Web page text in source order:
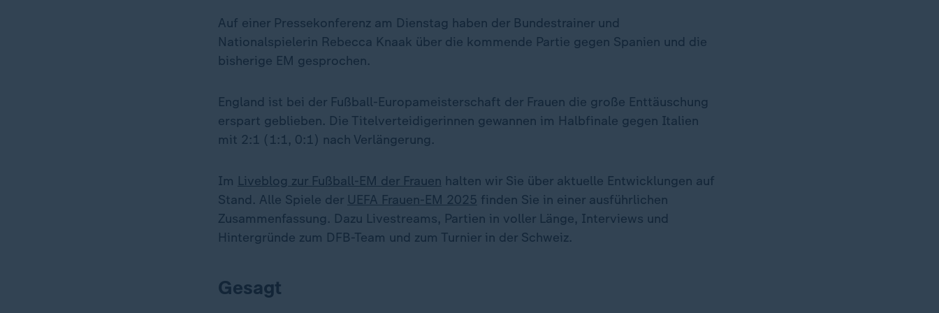
Auf einer Pressekonferenz am Dienstag haben der Bundestrainer und
Nationalspielerin Rebecca Knaak über die kommende Partie gegen Spanien und die
bisherige EM gesprochen.
England ist bei der Fußball-Europameisterschaft der Frauen die große Enttäuschung
erspart geblieben. Die Titelverteidigerinnen gewannen im Halbfinale gegen Italien
mit 2:1 (1:1, 0:1) nach Verlängerung.
Im Liveblog zur Fußball-EM der Frauen halten wir Sie über aktuelle Entwicklungen auf
Stand. Alle Spiele der UEFA Frauen-EM 2025 finden Sie in einer ausführlichen
Zusammenfassung. Dazu Livestreams, Partien in voller Länge, Interviews und
Hintergründe zum DFB-Team und zum Turnier in der Schweiz.
Gesagt